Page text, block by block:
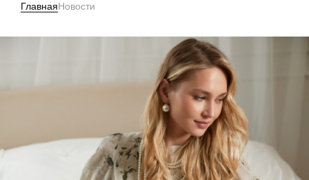
ГлавнаяНовости